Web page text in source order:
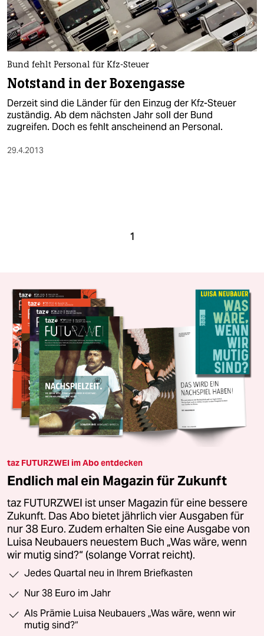
Bund fehlt Personal für Kfz-Steuer
Notstand in der Boxengasse
Derzeit sind die Länder für den Einzug der Kfz-Steuer
zuständig. Ab dem nächsten Jahr soll der Bund
zugreifen. Doch es fehlt anscheinend an Personal.
29.4.2013
1
taz FUTURZWEI im Abo entdecken
Endlich mal ein Magazin für Zukunft
taz FUTURZWEI ist unser Magazin für eine bessere
Zukunft. Das Abo bietet jährlich vier Ausgaben für
nur 38 Euro. Zudem erhalten Sie eine Ausgabe von
Luisa Neubauers neuestem Buch „Was wäre, wenn
wir mutig sind?“ (solange Vorrat reicht).
Jedes Quartal neu in Ihrem Briefkasten
Nur 38 Euro im Jahr
Als Prämie Luisa Neubauers „Was wäre, wenn wir
mutig sind?“